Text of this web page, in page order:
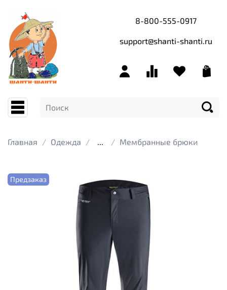
8-800-555-0917
support@shanti-shanti.ru
Главная Одежда Мембранные брюки
Предзаказ